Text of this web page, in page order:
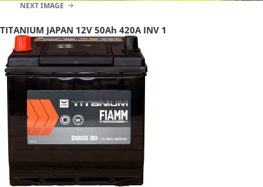
NEXT IMAGE
TITANIUM JAPAN 12V 50Ah 420A INV 1